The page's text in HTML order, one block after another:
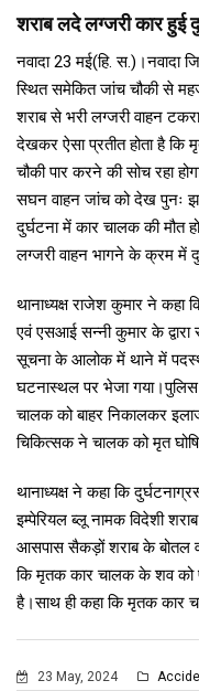
शराब लदे लग्जरी कार हुई
नवादा 23 मई(हि. स.)।नवादा
स्थित समेकित जांच चौकी से
शराब से भरी लग्जरी वाहन
देखकर ऐसा प्रतीत होता है
चौकी पार करने की सोच रहा
सघन वाहन जांच को देख पुनः
दुर्घटना में कार चालक की
लग्जरी वाहन भागने के क्रम में
थानाध्यक्ष राजेश कुमार ने कहा
एवं एसआई सन्नी कुमार के द्वारा
सूचना के आलोक में थाने में
घटनास्थल पर भेजा
चालक को बाहर निकालकर
चिकित्सक ने चालक को मृत
थानाध्यक्ष ने कहा कि
इम्पेरियल ब्लू नामक विदेशी
आसपास सैकड़ों शराब के बोतल
कि मृतक कार चालक के शव को
है।साथ ही कहा कि मृतक कार
23 May, 2024